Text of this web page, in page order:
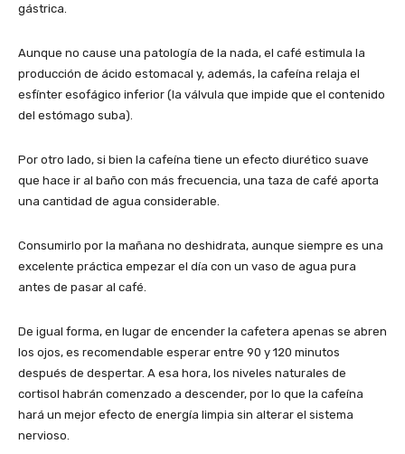
gástrica.
Aunque no cause una patología de la nada, el café estimula la
producción de ácido estomacal y, además, la cafeína relaja el
esfínter esofágico inferior (la válvula que impide que el contenido
del estómago suba).
Por otro lado, si bien la cafeína tiene un efecto diurético suave
que hace ir al baño con más frecuencia, una taza de café aporta
una cantidad de agua considerable.
Consumirlo por la mañana no deshidrata, aunque siempre es una
excelente práctica empezar el día con un vaso de agua pura
antes de pasar al café.
De igual forma, en lugar de encender la cafetera apenas se abren
los ojos, es recomendable esperar entre 90 y 120 minutos
después de despertar. A esa hora, los niveles naturales de
cortisol habrán comenzado a descender, por lo que la cafeína
hará un mejor efecto de energía limpia sin alterar el sistema
nervioso.